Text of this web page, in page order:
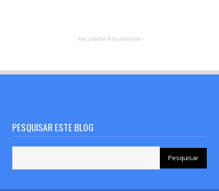
- Faculdade Republicana -
PESQUISAR ESTE BLOG